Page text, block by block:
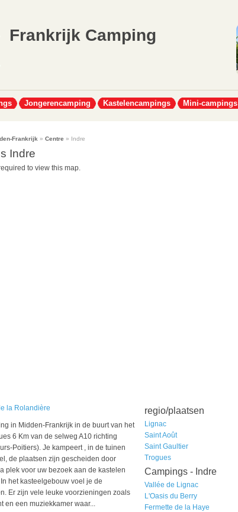
Frankrijk Camping
Jongerencamping Kastelencampings Mini-campings
Frankrijk » Centre » Indre
Indre
to view this map.
la Rolandière
in Midden-Frankrijk in de buurt van het
6 Km van de selweg A10 richting
Poitiers). Je kampeert , in de tuinen
de plaatsen zijn gescheiden door
plek voor uw bezoek aan de kastelen
het kasteelgebouw voel je de
Er zijn vele leuke voorzieningen zoals
en een muziekkamer waar...
regio/plaatsen
Lignac
Saint Août
Saint Gaultier
Trogues
Campings - Indre
Vallée de Lignac
L'Oasis du Berry
Fermette de la Haye